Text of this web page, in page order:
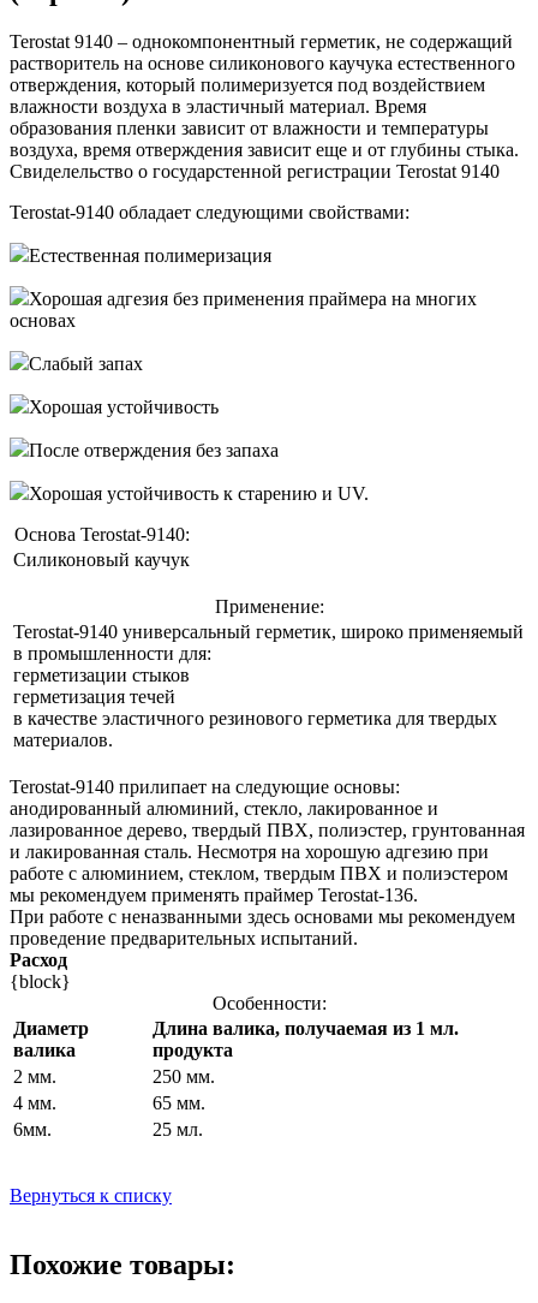
Terostat 9140 – однокомпонентный герметик, не содержащий
растворитель на основе силиконового каучука естественного
отверждения, который полимеризуется под воздействием
влажности воздуха в эластичный материал. Время
образования пленки зависит от влажности и температуры
воздуха, время отверждения зависит еще и от глубины стыка.
Свиделельство о государстенной регистрации Terostat 9140
Terostat-9140 обладает следующими свойствами:
Естественная полимеризация
Хорошая адгезия без применения праймера на многих
основах
Слабый запах
Хорошая устойчивость
После отверждения без запаха
Хорошая устойчивость к старению и UV.
Основа Terostat-9140:
Силиконовый каучук
Применение:
Terostat-9140 универсальный герметик, широко применяемый
в промышленности для:
герметизации стыков
герметизация течей
в качестве эластичного резинового герметика для твердых
материалов.
Terostat-9140 прилипает на следующие основы:
анодированный алюминий, стекло, лакированное и
лазированное дерево, твердый ПВХ, полиэстер, грунтованная
и лакированная сталь. Несмотря на хорошую адгезию при
работе с алюминием, стеклом, твердым ПВХ и полиэстером
мы рекомендуем применять праймер Terostat-136.
При работе с неназванными здесь основами мы рекомендуем
проведение предварительных испытаний.
Расход
{block}
Особенности:
Диаметр
валика
Длина валика, получаемая из 1 мл.
продукта
2 мм.
250 мм.
4 мм.
65 мм.
6мм.
25 мл.
Вернуться к списку
Похожие товары: